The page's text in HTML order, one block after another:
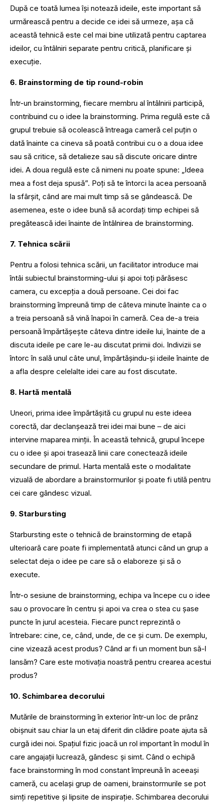
După ce toată lumea își notează ideile, este important să
urmărească pentru a decide ce idei să urmeze, așa că
această tehnică este cel mai bine utilizată pentru captarea
ideilor, cu întâlniri separate pentru critică, planificare și
execuţie.
6. Brainstorming de tip round-robin
Într-un brainstorming, fiecare membru al întâlnirii participă,
contribuind cu o idee la brainstorming. Prima regulă este că
grupul trebuie să ocolească întreaga cameră cel puțin o
dată înainte ca cineva să poată contribui cu o a doua idee
sau să critice, să detalieze sau să discute oricare dintre
idei. A doua regulă este că nimeni nu poate spune: „Ideea
mea a fost deja spusă”. Poți să te întorci la acea persoană
la sfârșit, când are mai mult timp să se gândească. De
asemenea, este o idee bună să acordați timp echipei să
pregătească idei înainte de întâlnirea de brainstorming.
7. Tehnica scării
Pentru a folosi tehnica scării, un facilitator introduce mai
întâi subiectul brainstorming-ului și apoi toți părăsesc
camera, cu excepția a două persoane. Cei doi fac
brainstorming împreună timp de câteva minute înainte ca o
a treia persoană să vină înapoi în cameră. Cea de-a treia
persoană împărtășește câteva dintre ideile lui, înainte de a
discuta ideile pe care le-au discutat primii doi. Indivizii se
întorc în sală unul câte unul, împărtășindu-și ideile înainte de
a afla despre celelalte idei care au fost discutate.
8. Hartă mentală
Uneori, prima idee împărtășită cu grupul nu este ideea
corectă, dar declanșează trei idei mai bune – de aici
intervine maparea minții. În această tehnică, grupul începe
cu o idee și apoi trasează linii care conectează ideile
secundare de primul. Harta mentală este o modalitate
vizuală de abordare a brainstormurilor și poate fi utilă pentru
cei care gândesc vizual.
9. Starbursting
Starbursting este o tehnică de brainstorming de etapă
ulterioară care poate fi implementată atunci când un grup a
selectat deja o idee pe care să o elaboreze și să o
execute.
Într-o sesiune de brainstorming, echipa va începe cu o idee
sau o provocare în centru și apoi va crea o stea cu șase
puncte în jurul acesteia. Fiecare punct reprezintă o
întrebare: cine, ce, când, unde, de ce și cum. De exemplu,
cine vizează acest produs? Când ar fi un moment bun să-l
lansăm? Care este motivația noastră pentru crearea acestui
produs?
10. Schimbarea decorului
Mutările de brainstorming în exterior într-un loc de prânz
obișnuit sau chiar la un etaj diferit din clădire poate ajuta să
curgă idei noi. Spațiul fizic joacă un rol important în modul în
care angajații lucrează, gândesc și simt. Când o echipă
face brainstorming în mod constant împreună în aceeași
cameră, cu același grup de oameni, brainstormurile se pot
simți repetitive și lipsite de inspirație. Schimbarea decorului